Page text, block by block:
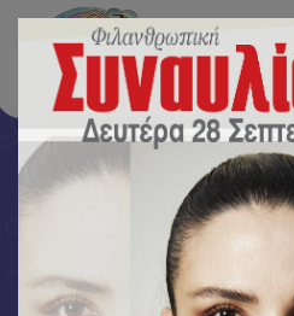
Νέα-
Αρχική Νέα-
Στο πλαίσιο της ομαλής
δημοτικό σχολείο,